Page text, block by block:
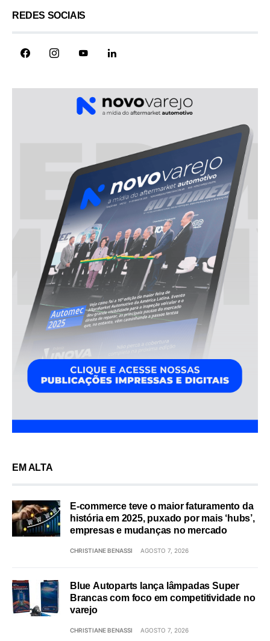
REDES SOCIAIS
EM ALTA
E-commerce teve o maior faturamento da
história em 2025, puxado por mais ‘hubs’,
empresas e mudanças no mercado
CHRISTIANE BENASSI AGOSTO 7, 2026
Blue Autoparts lança lâmpadas Super
Brancas com foco em competitividade no
varejo
CHRISTIANE BENASSI AGOSTO 7, 2026